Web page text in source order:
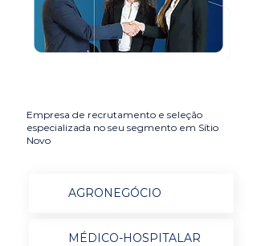
Empresa de recrutamento e seleção
especializada no seu segmento em Sítio
Novo
AGRONEGÓCIO
MÉDICO-HOSPITALAR